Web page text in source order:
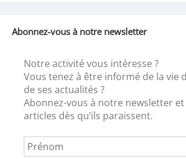
Abonnez-vous à notre newsletter
Notre activité vous intéresse ?
Vous tenez à être informé de la vie
de ses actualités ?
Abonnez-vous à notre newsletter et
articles dès qu’ils paraissent.